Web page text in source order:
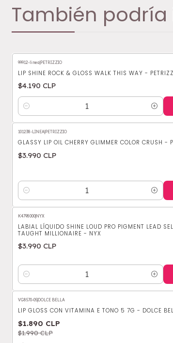
También
99912-linea PETRIZZIO
LIP SHINE ROCK & GLOSS WALK THIS WAY -
$4.190 CLP
Cantidad
101238-LINEA PETRIZZIO
GLASSY LIP OIL CHERRY GLIMMER COLOR CRUSH -
$3.990 CLP
Cantidad
K4798000 NYX
LABIAL LÍQUIDO SHINE LOUD PRO PIGMENT LEAD
TAUGHT MILLIONAIRE - NYX
$3.990 CLP
Cantidad
-5%OFF
VG8570-05 DOLCE BELLA
LIP GLOSS CON VITAMINA E TONO 5 7G - DOLCE
$1.890 CLP
$1.990 CLP